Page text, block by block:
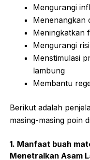
Mengurangi
Menenangkan
Meningkatkan
Mengurangi
Menstimulasi
lambung
Membantu
Berikut adalah
masing-masing poin
1. Manfaat buah
Menetralkan Asam